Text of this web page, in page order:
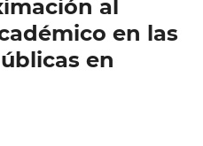
al
en las
en